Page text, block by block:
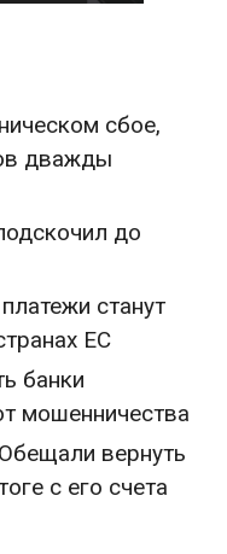
сбое,
дважды
до
станут
ЕС
банки
мошенничества
вернуть
с его счета